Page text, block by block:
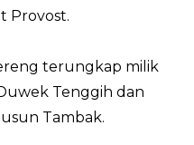
Provost.
terungkap milik
Tenggih dan
Tambak.